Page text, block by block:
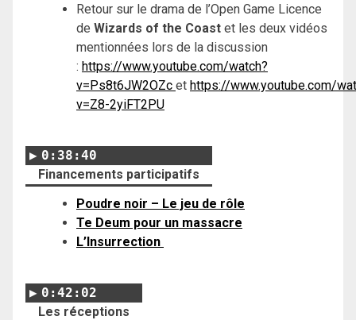
Retour sur le drama de l’Open Game Licence
de Wizards of the Coast et les deux vidéos
mentionnées lors de la discussion
: https://www.youtube.com/watch?
v=Ps8t6JW2OZc et https://www.youtube.com/
v=Z8-2yiFT2PU
0:38:40
Financements participatifs
Poudre noir – Le jeu de rôle
Te Deum pour un massacre
L’Insurrection
0:42:02
Les réceptions